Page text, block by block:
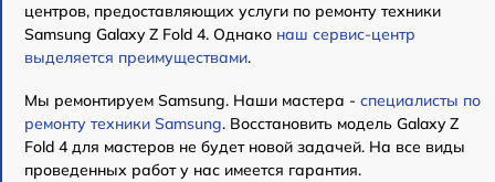
центров, предоставляющих услуги по ремонту техники
Samsung Galaxy Z Fold 4. Однако наш сервис-центр
выделяется преимуществами.
Мы ремонтируем Samsung. Наши мастера - специалисты по
ремонту техники Samsung. Восстановить модель Galaxy Z
Fold 4 для мастеров не будет новой задачей. На все виды
проведенных работ у нас имеется гарантия.